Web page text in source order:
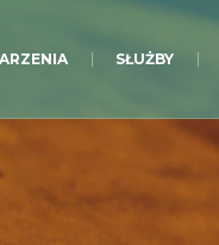
SŁUŻBY